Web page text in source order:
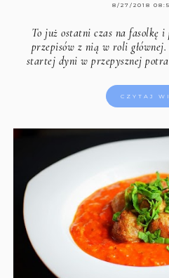
8/27/2018
To już ostatni czas na fasolkę
przepisów z nią w roli
startej dyni w przepysznej
CZYTAJ